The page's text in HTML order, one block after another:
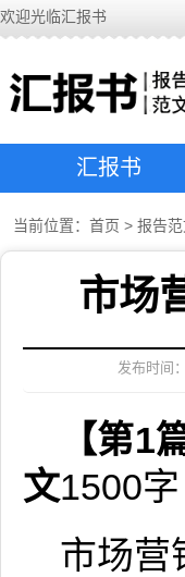
欢迎光临汇报书
汇报书
当前位置： 首页 > 报告
市场
发布时间
【第1
文1500字
市场营